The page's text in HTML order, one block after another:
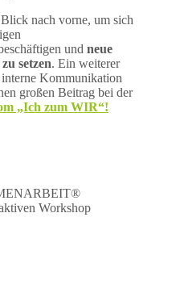
nach vorne, um sich
und neue
setzen. Ein weiterer
Kommunikation
großen Beitrag bei der
„Ich zum WIR“!
Workshop